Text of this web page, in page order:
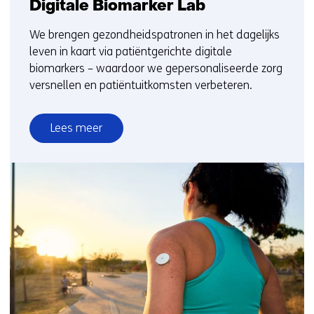
Digitale Biomarker Lab
We brengen gezondheidspatronen in het dagelijks
leven in kaart via patiëntgerichte digitale
biomarkers – waardoor we gepersonaliseerde zorg
versnellen en patiëntuitkomsten verbeteren.
Lees meer
over